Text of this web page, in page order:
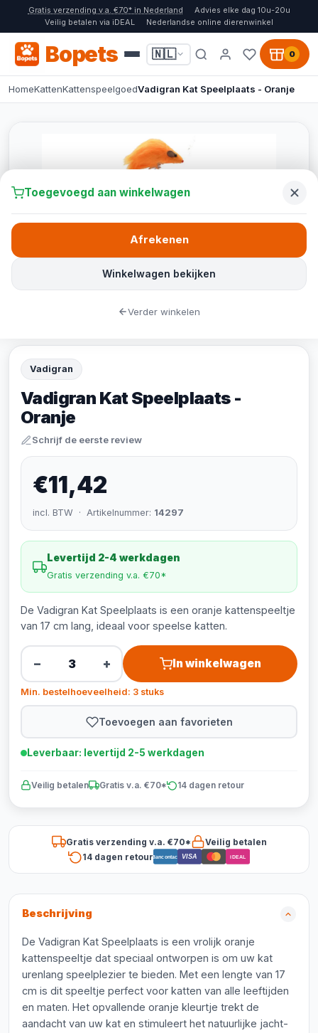
Gratis verzending v.a. €70* in Nederland
Advies elke dag 10u-20u
Veilig betalen via iDEAL
Nederlandse online dierenwinkel
Bopets 🇳🇱 0
HomeKattenKattenspeelgoedVadigran Kat Speelplaats - Oranje
Vadigran
Vadigran Kat Speelplaats -
Oranje
Schrijf de eerste review
€11,42
incl. BTW · Artikelnummer: 14297
Levertijd 2-4 werkdagen
Gratis verzending v.a. €70*
De Vadigran Kat Speelplaats is een oranje kattenspeeltje
van 17 cm lang, ideaal voor speelse katten.
− + In winkelwagen
Min. bestelhoeveelheid: 3 stuks
Toevoegen aan favorieten
Leverbaar: levertijd 2-5 werkdagen
Veilig betalen Gratis v.a. €70* 14 dagen retour
Gratis verzending v.a. €70*
Veilig betalen
14 dagen retourBancontact VISA iDEAL
Beschrijving
De Vadigran Kat Speelplaats is een vrolijk oranje
kattenspeeltje dat speciaal ontworpen is om uw kat
urenlang speelplezier te bieden. Met een lengte van 17
cm is dit speeltje perfect voor katten van alle leeftijden
en maten. Het opvallende oranje kleurtje trekt de
aandacht van uw kat en stimuleert het natuurlijke jacht-
Toegevoegd aan winkelwagen
Winkelwagen bekijken
Afrekenen
Verder winkelen